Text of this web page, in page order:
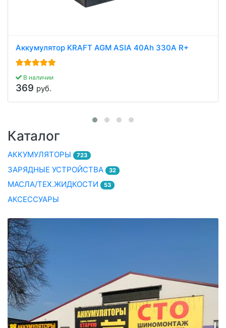
Аккумулятор KRAFT AGM ASIA 40Ah 330A R+
В наличии
369 руб.
Каталог
АККУМУЛЯТОРЫ 723
ЗАРЯДНЫЕ УСТРОЙСТВА 32
МАСЛА/ТЕХ.ЖИДКОСТИ 53
АКСЕССУАРЫ